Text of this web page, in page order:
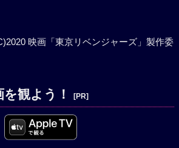
映画「東京リベンジャーズ」製作委
観よう！ [PR]